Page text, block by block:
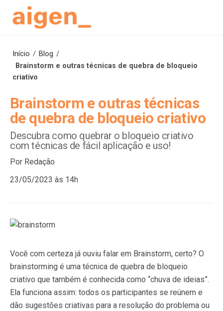
Início / Blog /
Brainstorm e outras técnicas de quebra de bloqueio
criativo
Brainstorm e outras técnicas
de quebra de bloqueio criativo
Descubra como quebrar o bloqueio criativo
com técnicas de fácil aplicação e uso!
Por Redação
23/05/2023 às 14h
Você com certeza já ouviu falar em Brainstorm, certo? O
brainstorming é uma técnica de quebra de bloqueio
criativo que também é conhecida como “chuva de ideias”.
Ela funciona assim: todos os participantes se reúnem e
dão sugestões criativas para a resolução do problema ou